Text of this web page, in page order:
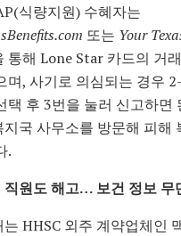
식량지원) 수혜자는
또는 Your
통해 Lone Star 카드의 거
며, 사기로 의심되는 경우
택 후 3번을 눌러 신고하면
지국 사무소를 방문해 피해
.
직원도 해고… 보건 정보 무
HHSC 외주 계약업체인